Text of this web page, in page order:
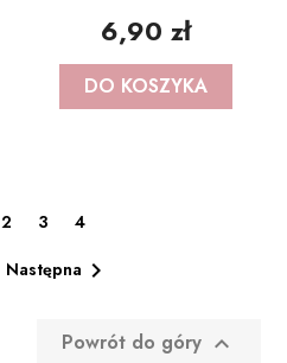
6,90 zł
DO KOSZYKA
2 3
4
Następna 
Powrót do góry 